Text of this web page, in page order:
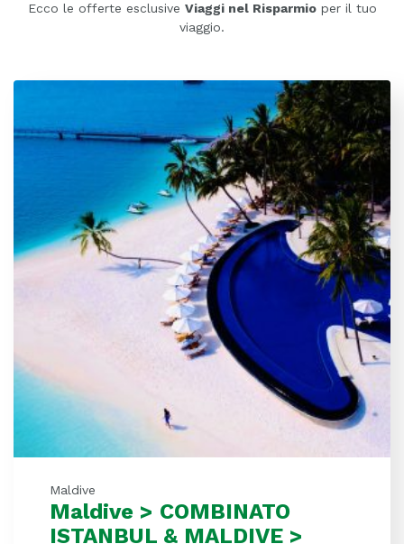
Ecco le offerte esclusive Viaggi nel Risparmioper il tuo
viaggio.
Maldive
Maldive > COMBINATO
ISTANBUL & MALDIVE >